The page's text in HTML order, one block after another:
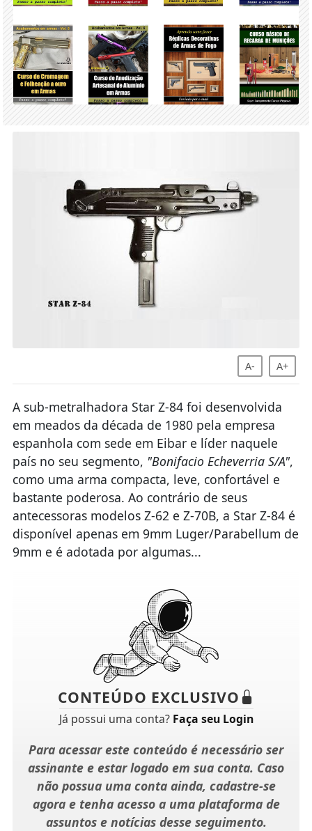
A- A+
A sub-metralhadora Star Z-84 foi desenvolvida
em meados da década de 1980 pela empresa
espanhola com sede em Eibar e líder naquele
país no seu segmento, "Bonifacio Echeverria S/A",
como uma arma compacta, leve, confortável e
bastante poderosa. Ao contrário de seus
antecessoras modelos Z-62 e Z-70B, a Star Z-84 é
disponível apenas em 9mm Luger/Parabellum de
9mm e é adotada por algumas...
CONTEÚDO EXCLUSIVO
Já possui uma conta? Faça seu Login
Para acessar este conteúdo é necessário ser
assinante e estar logado em sua conta. Caso
não possua uma conta ainda, cadastre-se
agora e tenha acesso a uma plataforma de
assuntos e notícias desse seguimento.